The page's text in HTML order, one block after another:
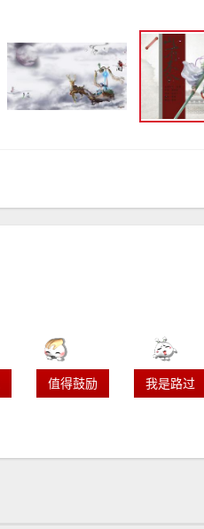
值得鼓励 我是路过